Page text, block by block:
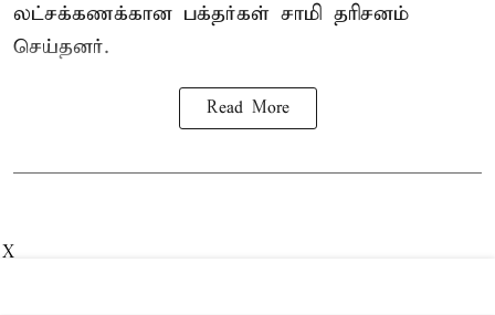
லட்சக்கணக்கான பக்தர்கள் சாமி தரிசனம்
செய்தனர்.
Read More
X